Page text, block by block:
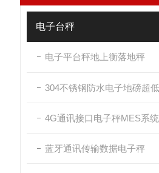
电子台秤
电子平台秤地上衡落地秤
4G通讯接口电子秤MES系统
蓝牙通讯传输数据电子秤